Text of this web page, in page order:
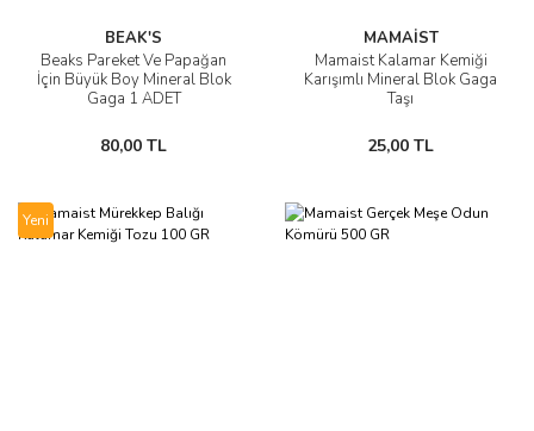
BEAK'S
Beaks Pareket Ve Papağan
İçin Büyük Boy Mineral Blok
Gaga 1 ADET
80,00 TL
MAMAİST
Mamaist Kalamar Kemiği
Karışımlı Mineral Blok Gaga
Taşı
25,00 TL
Yeni